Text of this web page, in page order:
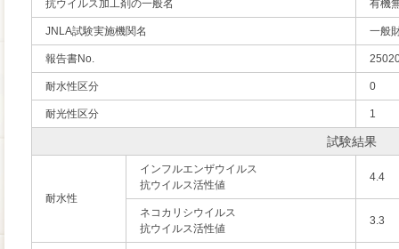
抗ウイルス加工剤の一般名 有機
JNLA試験実施機関名 一般
報告書No.
耐水性区分 0
耐光性区分 1
試験結果
耐水性
インフルエンザウイルス
抗ウイルス活性値
4.4
ネコカリシウイルス
抗ウイルス活性値
3.3